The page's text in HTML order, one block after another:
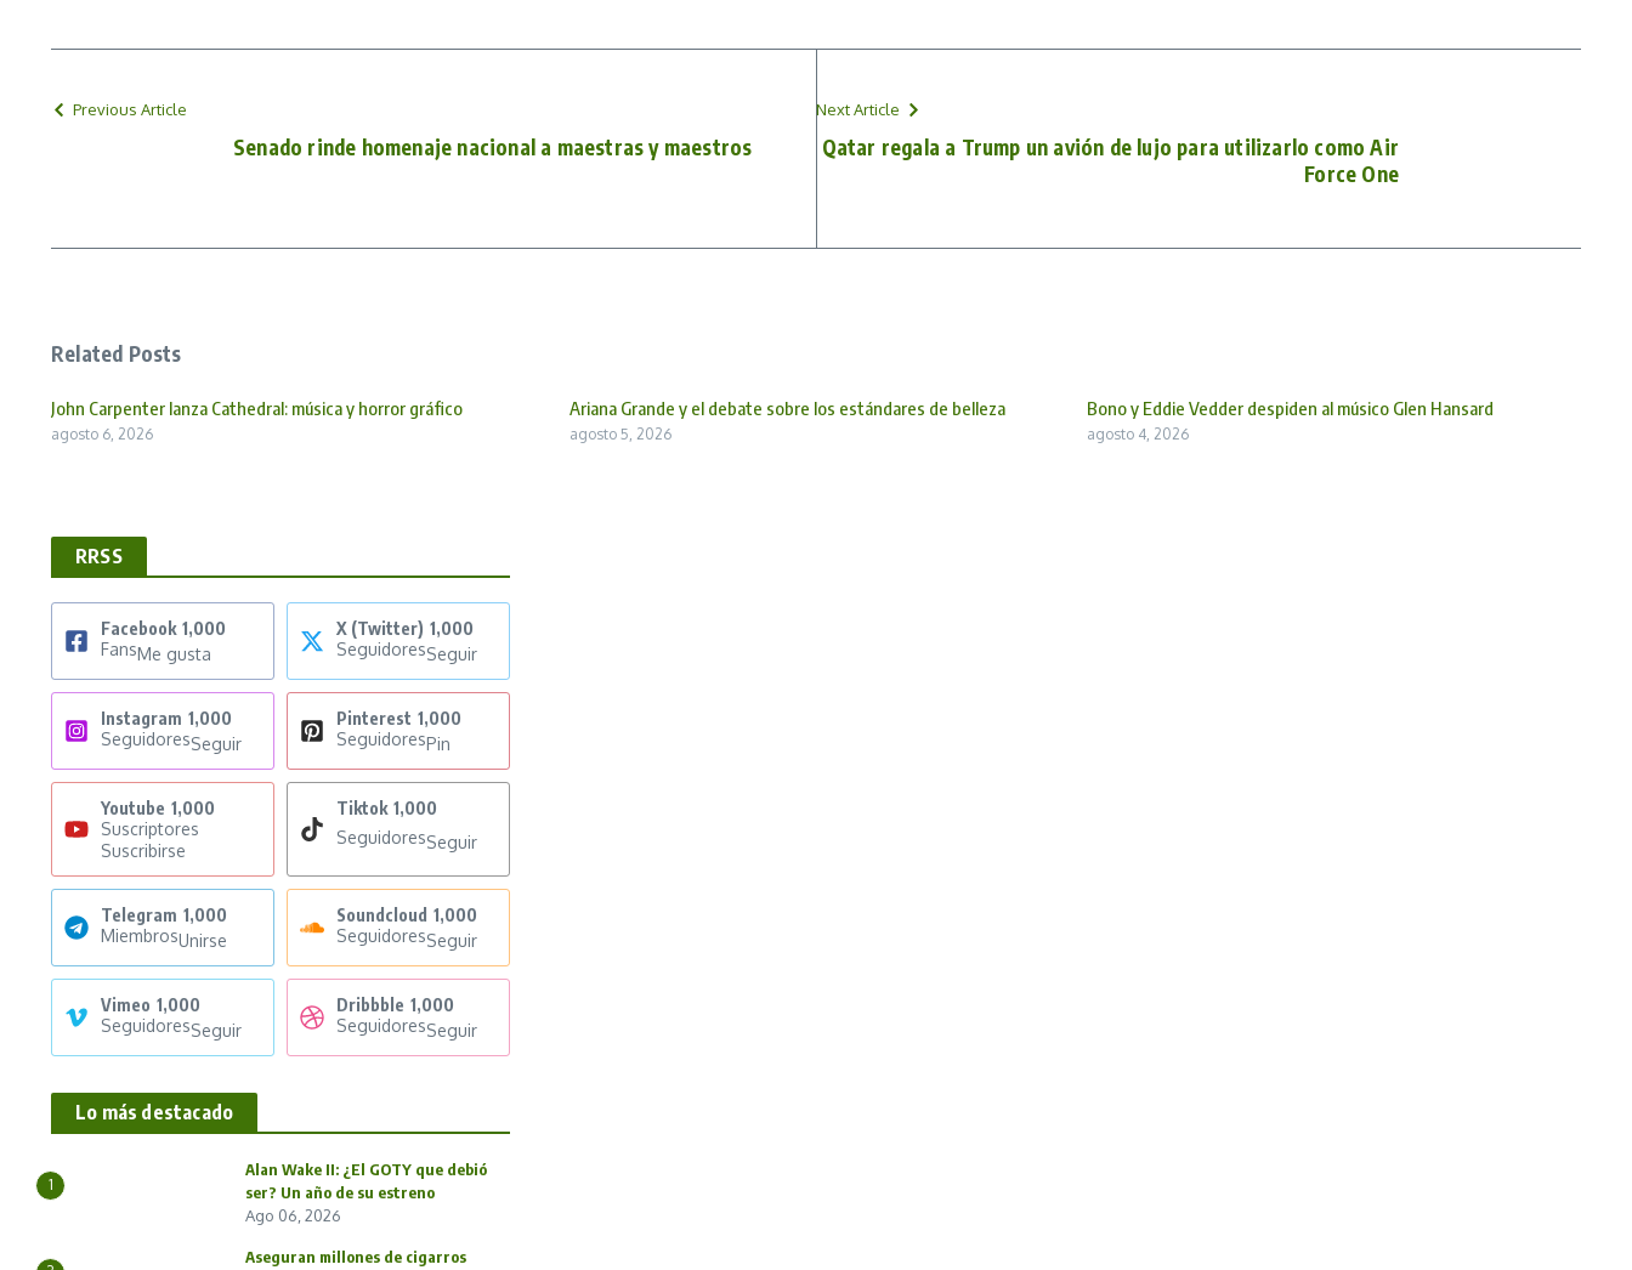
Previous Article
Senado rinde homenaje nacional a maestras y maestros
Next Article
Qatar regala a Trump un avión de lujo para utilizarlo como Air
Force One
Related Posts
John Carpenter lanza Cathedral: música y horror gráfico
agosto 6, 2026
Ariana Grande y el debate sobre los estándares de belleza
agosto 5, 2026
Bono y Eddie Vedder despiden al músico Glen Hansard
agosto 4, 2026
RRSS
Facebook 1,000
FansMe gusta
X (Twitter) 1,000
SeguidoresSeguir
Instagram 1,000
SeguidoresSeguir
Pinterest 1,000
SeguidoresPin
Youtube 1,000
Suscriptores
Suscribirse
Tiktok 1,000
SeguidoresSeguir
Telegram 1,000
MiembrosUnirse
Soundcloud 1,000
SeguidoresSeguir
Vimeo 1,000
SeguidoresSeguir
Dribbble 1,000
SeguidoresSeguir
Lo más destacado
1
Alan Wake II: ¿El GOTY que debió
ser? Un año de su estreno
Ago 06, 2026
Aseguran millones de cigarros